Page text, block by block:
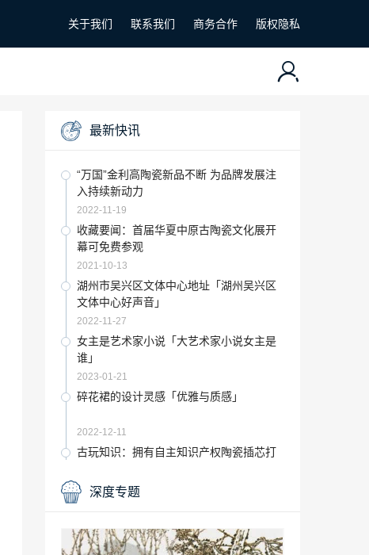
关于我们 联系我们 商务合作 版权隐私
最新快讯
“万国”金利高陶瓷新品不断 为品牌发展注
入持续新动力
2022-11-19
收藏要闻：首届华夏中原古陶瓷文化展开
幕可免费参观
2021-10-13
湖州市吴兴区文体中心地址「湖州吴兴区
文体中心好声音」
2022-11-27
女主是艺术家小说「大艺术家小说女主是
谁」
2023-01-21
碎花裙的设计灵感「优雅与质感」
2022-12-11
古玩知识：拥有自主知识产权陶瓷插芯打
2021-10-24
2022-01-28
深度专题